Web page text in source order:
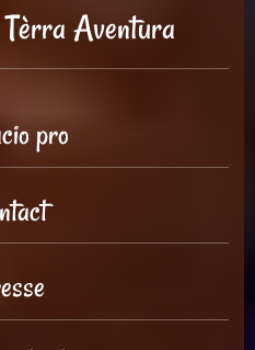
Aventura
pro